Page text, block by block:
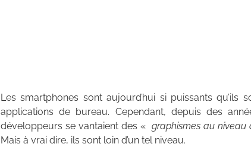
Les smartphones sont aujourd’hui si puissants
applications de bureau. Cependant, depuis des
développeurs se vantaient des « graphismes au niveau
Mais à vrai dire, ils sont loin d’un tel niveau.